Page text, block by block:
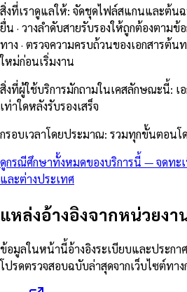
สิ่งที่เราดูแลให้: จัดชุดไฟล์สแกนและต้น
ยื่น · วางลำดับสายรับรองให้ถูกต้องตาม
ทาง · ตรวจความครบถ้วนของเอกสารต้น
ใหม่ก่อนเริ่มงาน
สิ่งที่ผู้ใช้บริการมักถามในเคสลักษณะนี้: เ
เท่าใดหลังรับรองเสร็จ
กรอบเวลาโดยประมาณ: รวมทุกขั้นตอนโ
ดูกรณีศึกษาทั้งหมดของบริการนี้ —จดทะ
และต่างประเทศ
แหล่งอ้างอิงจากหน่วยงา
ข้อมูลในหน้านี้อ้างอิงระเบียบและประกา
โปรดตรวจสอบฉบับล่าสุดจากเว็บไซต์ทาง